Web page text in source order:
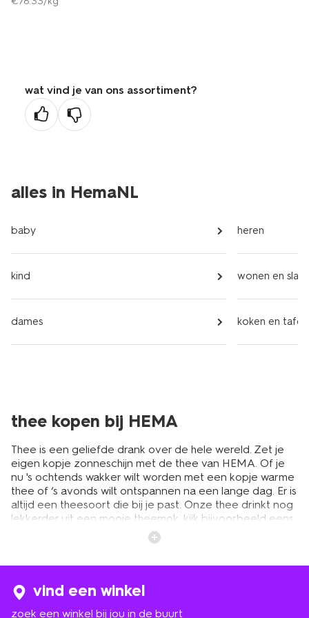
wat vind je van ons assortiment?
alles in HemaNL
baby
kind
dames
heren
wonen en
koken en
thee kopen bij HEMA
Thee is een geliefde drank over de hele wereld. Zet je
eigen kopje zonneschijn met de thee van HEMA. Of je
nu 's ochtends wakker wilt worden met een kopje warme
thee of ‘s avonds wilt ontspannen na een lange dag. Er is
altijd een theesoort die bij je past. Onze thee drinkt nog
lekkerder uit een mooie theemok , kijk bijvoorbeeld eens
roze mokken en kopjes
een ruime collectie theesmaken. Variërend van witte en
verrassen door onze smaakvariaties en vind jouw
perfecte kopje thee bij HEMA.
vind een winkel
zoek een winkel bij jou in de buurt